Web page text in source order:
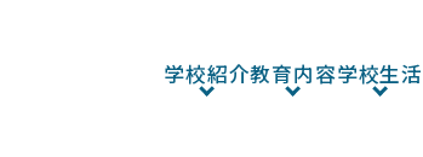
学校紹介教育内容学校生活